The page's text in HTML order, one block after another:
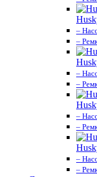
–
–
–
–
–
–
–
–